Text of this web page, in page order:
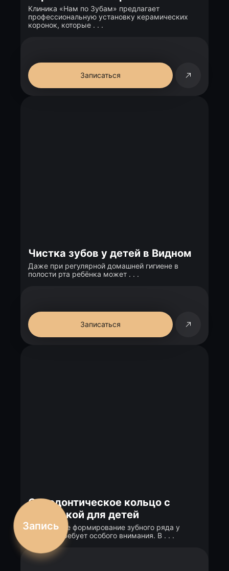
Клиника «Нам по Зубам» предлагает
профессиональную установку керамических
коронок, которые . . .
Записаться
Чистка зубов у детей в Видном
Даже при регулярной домашней гигиене в
полости рта ребёнка может . . .
Записаться
Ортодонтическое кольцо с
распоркой для детей
Правильное формирование зубного ряда у
ребенка требует особого внимания. В . . .
Запись